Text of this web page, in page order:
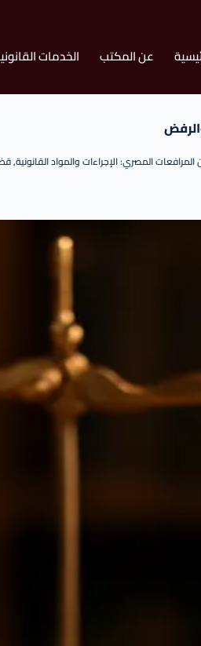
عن المكتب الخدمات
المصري: الإجراءات والمواد القانونية,